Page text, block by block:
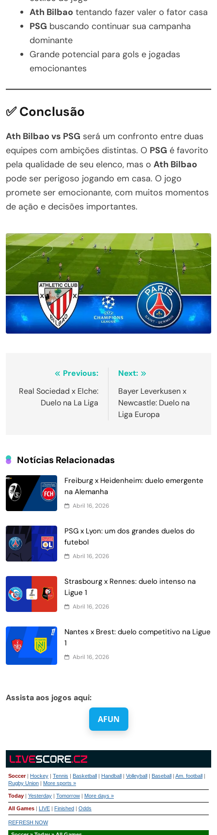
Ath Bilbao tentando fazer valer o fator casa
PSG buscando continuar sua campanha
dominante
Grande potencial para gols e jogadas
emocionantes
✅ Conclusão
Ath Bilbao vs PSG será um confronto entre duas
equipes com ambições distintas. O PSG é favorito
pela qualidade de seu elenco, mas o Ath Bilbao
pode ser perigoso jogando em casa. O jogo
promete ser emocionante, com muitos momentos
de ação e decisões importantes.
Navegação
de
Previous:
Real Sociedad x Elche:
Duelo na La Liga
Next:
Bayer Leverkusen x
Newcastle: Duelo na
Liga Europa
Notícias Relacionadas
Freiburg x Heidenheim: duelo emergente
na Alemanha
Abril 16, 2026
PSG x Lyon: um dos grandes duelos do
futebol
Abril 16, 2026
Strasbourg x Rennes: duelo intenso na
Ligue 1
Abril 16, 2026
Nantes x Brest: duelo competitivo na Ligue
1
Abril 16, 2026
Assista aos jogos aqui:
AFUN